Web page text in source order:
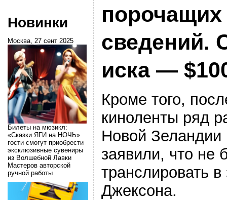
Новинки
Москва, 27 сент 2025
Билеты на мюзикл:
«Сказки ЯГИ на НОЧЬ»
гости смогут приобрести
эксклюзивные сувениры
из Волшебной Лавки
Мастеров авторской
ручной работы
порочащих
сведений.
иска —
Кроме того,
киноленты ряд
Новой Зеландии
заявили, что не
транслировать
Джексона.